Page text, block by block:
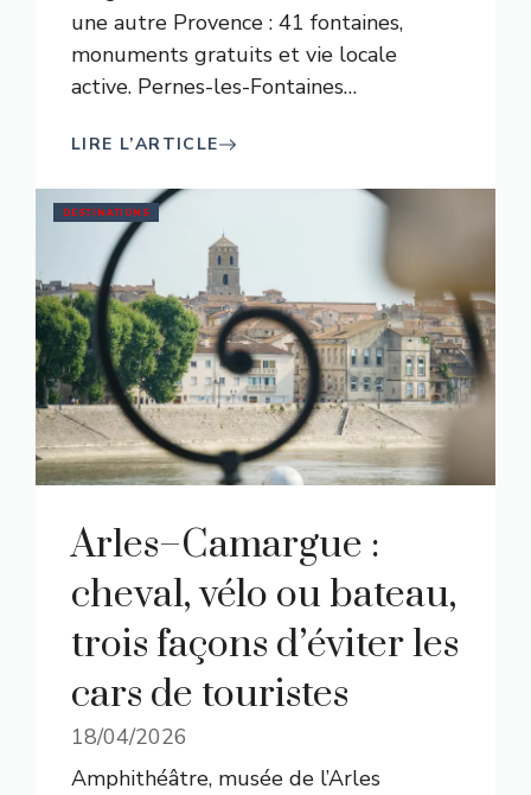
une autre Provence : 41 fontaines,
monuments gratuits et vie locale
active. Pernes-les-Fontaines…
LIRE L’ARTICLE
DESTINATIONS
Arles–Camargue :
cheval, vélo ou bateau,
trois façons d’éviter les
cars de touristes
18/04/2026
Amphithéâtre, musée de l’Arles